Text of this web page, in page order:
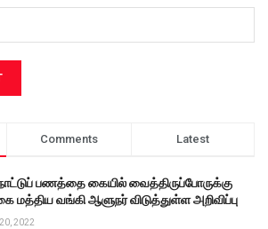
Comments Latest
பணத்தை கையில் வைத்திருப்போருக்கு
மத்திய வங்கி ஆளுநர் விடுத்துள்ள அறிவிப்பு
2022